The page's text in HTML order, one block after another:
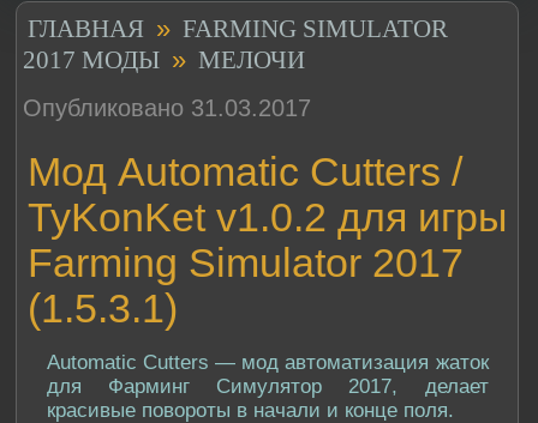
ГЛАВНАЯ » FARMING SIMULATOR
2017 МОДЫ » МЕЛОЧИ
Опубликовано 31.03.2017
Мод Automatic Cutters /
TyKonKet v1.0.2 для игры
Farming Simulator 2017
(1.5.3.1)
Automatic Cutters — мод автоматизация жаток
для Фарминг Симулятор 2017, делает
красивые повороты в начали и конце поля.